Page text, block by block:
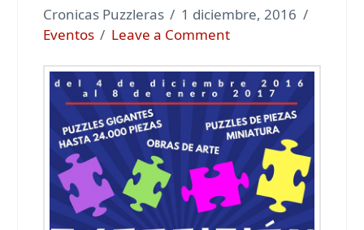
Cronicas Puzzleras
1 diciembre, 2016
Eventos
Leave a Comment